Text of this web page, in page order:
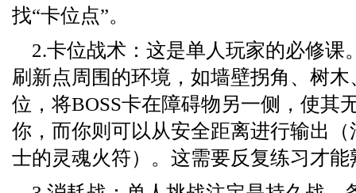
找“卡位点”。
2.卡位战术：这是单人玩家的必修课
刷新点周围的环境，如墙壁拐角、树
位，将BOSS卡在障碍物另一侧，使其
你，而你则可以从安全距离进行输出
士的灵魂火符）。这需要反复练习才能